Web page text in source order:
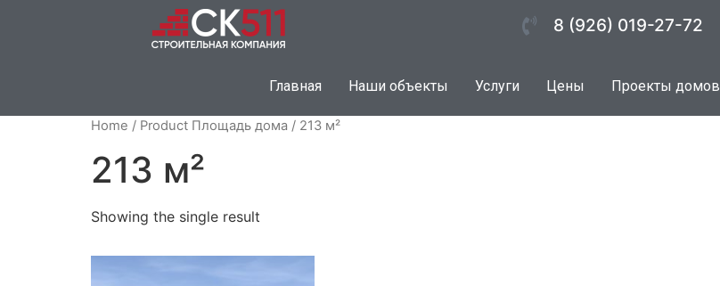
8 (926) 019-27-72
Главная Наши объекты Услуги Цены Проекты домов
Home / Product Площадь дома / 213 м²
213 м²
Showing the single result